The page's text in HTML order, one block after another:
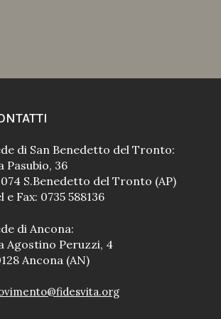
di San Benedetto del Tronto:
Pasubio, 36
S.Benedetto del Tronto (AP)
e Fax: 0735 588136
di Ancona:
Agostino Peruzzi, 4
Ancona (AN)